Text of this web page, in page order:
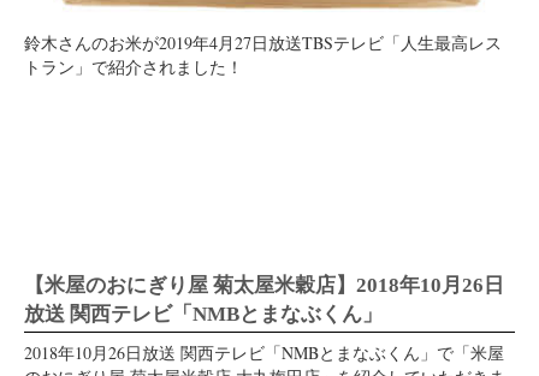
鈴木さんのお米が2019年4月27日放送TBSテレビ「人生最高レス
トラン」で紹介されました！
【米屋のおにぎり屋 菊太屋米穀店】2018年10月26日
放送 関西テレビ「NMBとまなぶくん」
2018年10月26日放送 関西テレビ「NMBとまなぶくん」で「米屋